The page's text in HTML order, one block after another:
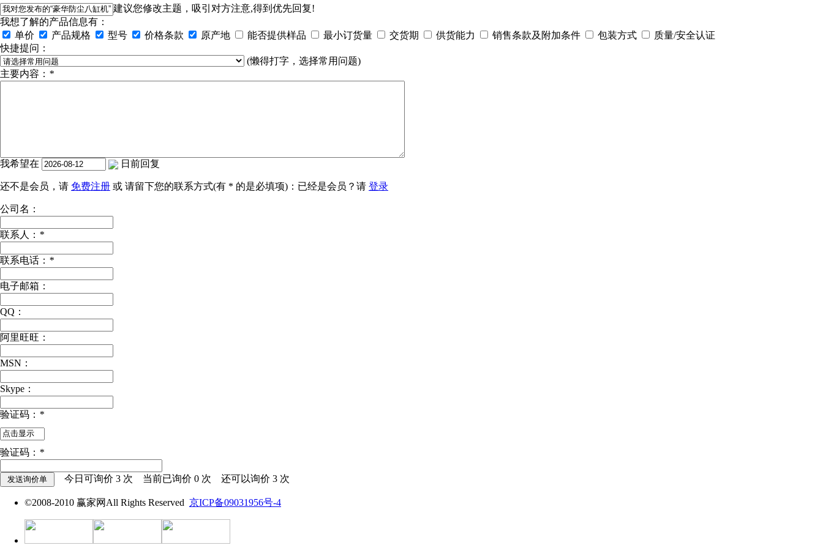
建议您修改主题，吸引对方注意,得到优先回复!
我想了解的产品信息有：
单价
产品规格 型号 价格条款 原产地 能否提供样品 最小订货量 交货期 供货能力 销售条款及附加条件 包装方式
质量/安全认证
快捷提问：
(懒得打字，选择常用问题)
主要内容： *
我希望在 日前回复
还不是会员，请 免费注册 或 请留下您的联系方式(有 * 的是必填项)：已经是会员？请 登录
公司名：
联系人： *
联系电话： *
电子邮箱：
QQ：
阿里旺旺：
MSN：
Skype：
验证码： *
验证码： *
今日可询价 3 次 当前已询价 0 次 还可以询价 3 次
©2008-2010 赢家网All Rights Reserved 京ICP备09031956号-4